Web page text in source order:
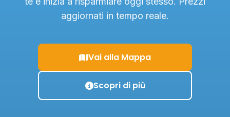
aggiornati in tempo reale.
Vai alla Mappa
Scopri di più